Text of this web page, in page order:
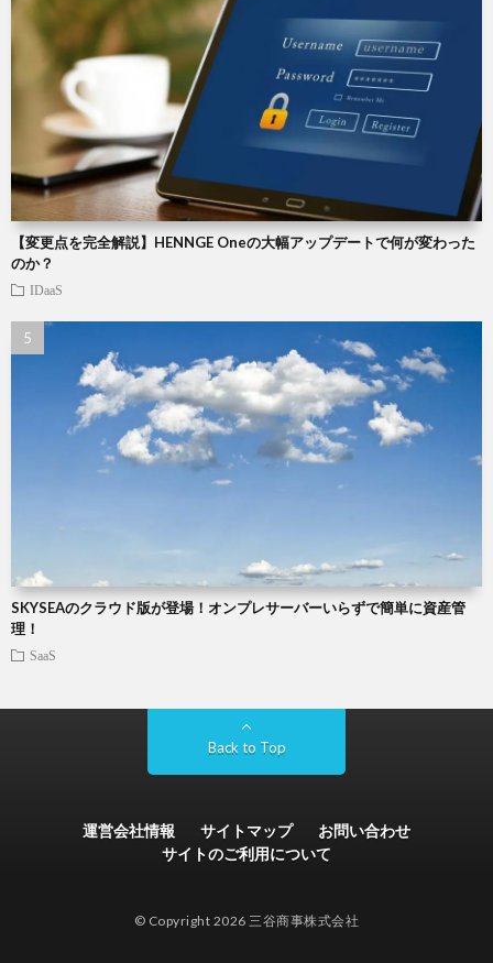
【変更点を完全解説】HENNGE Oneの大幅アップデートで何が変わった
のか？
IDaaS
SKYSEAのクラウド版が登場！オンプレサーバーいらずで簡単に資産管
理！
SaaS
Back to Top
運営会社情報 サイトマップ
お問い合わせ
サイトのご利用について
© Copyright 2026 三谷商事株式会社